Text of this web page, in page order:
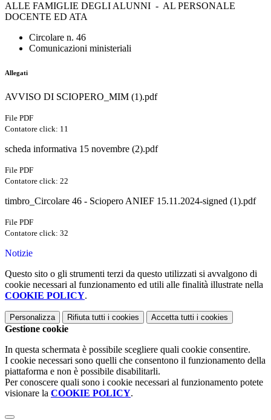
ALLE FAMIGLIE DEGLI ALUNNI - AL PERSONALE
DOCENTE ED ATA
Circolare n. 46
Comunicazioni ministeriali
Allegati
AVVISO DI SCIOPERO_MIM (1).pdf
File PDF
Contatore click: 11
scheda informativa 15 novembre (2).pdf
File PDF
Contatore click: 22
timbro_Circolare 46 - Sciopero ANIEF 15.11.2024-signed (1).pdf
File PDF
Contatore click: 32
Notizie
Questo sito o gli strumenti terzi da questo utilizzati si avvalgono di
cookie necessari al funzionamento ed utili alle finalità illustrate nella
COOKIE POLICY.
Personalizza Rifiuta tutti i cookies Accetta tutti i cookies
Gestione cookie
In questa schermata è possibile scegliere quali cookie consentire.
I cookie necessari sono quelli che consentono il funzionamento della
piattaforma e non è possibile disabilitarli.
Per conoscere quali sono i cookie necessari al funzionamento potete
visionare la COOKIE POLICY.